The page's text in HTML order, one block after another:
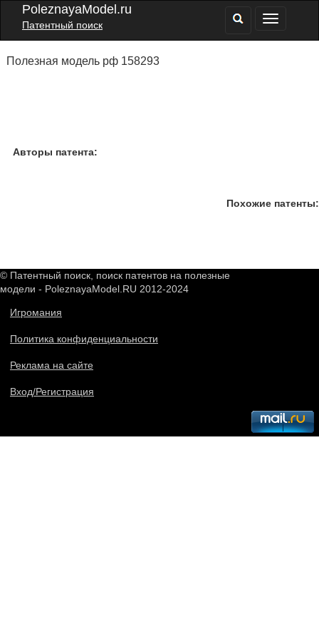
PoleznayaModel.ru
Патентный поиск
Полезная модель рф 158293
Авторы патента:
Похожие патенты:
© Патентный поиск, поиск патентов на полезные
модели - PoleznayaModel.RU 2012-2024
Игромания
Политика конфиденциальности
Реклама на сайте
Вход/Регистрация